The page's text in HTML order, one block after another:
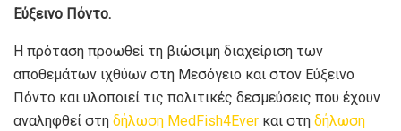
Εύξεινο Πόντο.
Η πρόταση προωθεί τη βιώσιμη διαχείριση των
αποθεμάτων ιχθύων στη Μεσόγειο και στον Εύξεινο
Πόντο και υλοποιεί τις πολιτικές δεσμεύσεις που έχουν
αναληφθεί στη δήλωση MedFish4Ever και στη δήλωση